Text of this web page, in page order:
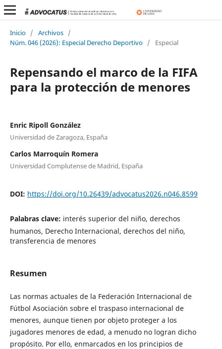
Inicio / Archivos /
Núm. 046 (2026): Especial Derecho Deportivo / Especial
Repensando el marco de la FIFA
para la protección de menores
Enric Ripoll González
Universidad de Zaragoza, España
Carlos Marroquín Romera
Universidad Complutense de Madrid, España
DOI: https://doi.org/10.26439/advocatus2026.n046.8599
Palabras clave: interés superior del niño, derechos
humanos, Derecho Internacional, derechos del niño,
transferencia de menores
Resumen
Las normas actuales de la Federación Internacional de
Fútbol Asociación sobre el traspaso internacional de
menores, aunque tienen por objeto proteger a los
jugadores menores de edad, a menudo no logran dicho
propósito. Por ello, enmarcados en los principios de